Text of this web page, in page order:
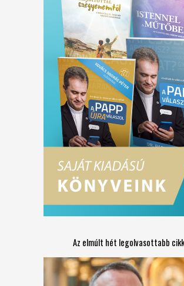
Az elmúlt hét legolvasottabb